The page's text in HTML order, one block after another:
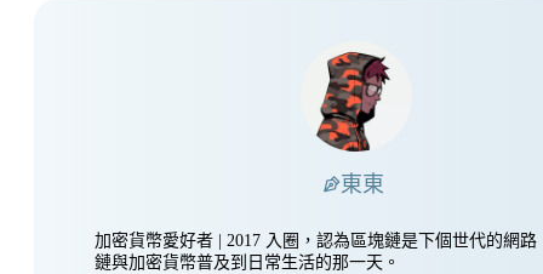
東東
加密貨幣愛好者 | 2017 入圈，認為區塊鏈是下個世代的網路
鏈與加密貨幣普及到日常生活的那一天。